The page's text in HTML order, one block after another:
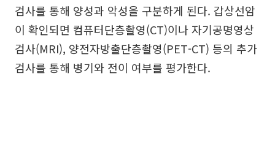
검사를 통해 양성과 악성을 구분하게 된다. 갑상선암
이 확인되면 컴퓨터단층촬영(CT)이나 자기공명영상
검사(MRI), 양전자방출단층촬영(PET-CT) 등의 추가
검사를 통해 병기와 전이 여부를 평가한다.